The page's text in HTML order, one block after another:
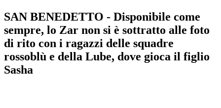
SAN BENEDETTO - Disponibile come
sempre, lo Zar non si è sottratto alle foto
di rito con i ragazzi delle squadre
rossoblù e della Lube, dove gioca il figlio
Sasha